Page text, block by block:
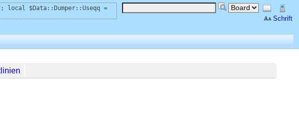
Schrift
local $Data::Dumper::Useqq =